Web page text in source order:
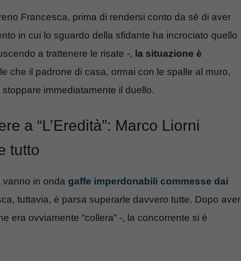
Francesca, prima di rendersi conto da sé di aver
in cui lo sguardo della sfidante ha incrociato quello
a trattenere le risate -, la situazione è
che il padrone di casa, ormai con le spalle al muro,
immediatamente il duello.
a “L’Eredità”: Marco Liorni
tutto
vanno in onda gaffe imperdonabili commesse dai
tuttavia, è parsa superarle davvero tutte. Dopo aver
era ovviamente “collera” -, la concorrente si è